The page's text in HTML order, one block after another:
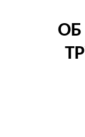
ОБ